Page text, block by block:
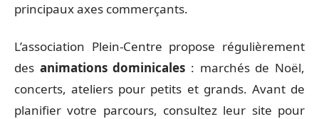
principaux axes commerçants.
L’association Plein-Centre propose régulièrement
des animations dominicales : marchés de Noël,
concerts, ateliers pour petits et grands. Avant de
planifier votre parcours, consultez leur site pour